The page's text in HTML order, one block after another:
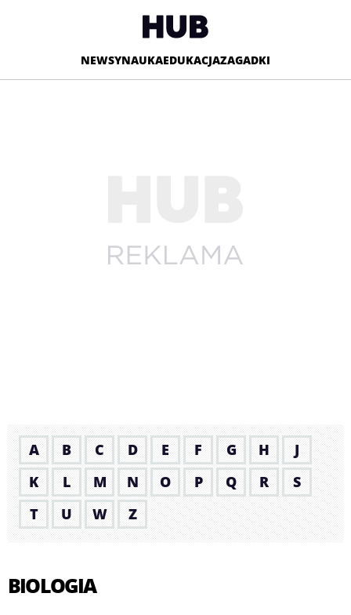
NEWSYNAUKAEDUKACJAZAGADKI
A B C D E F G H
J
K
L M N O P Q R
S
T
U W Z
BIOLOGIA